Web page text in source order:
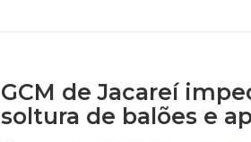
GCM de Jacareí
soltura de balões e